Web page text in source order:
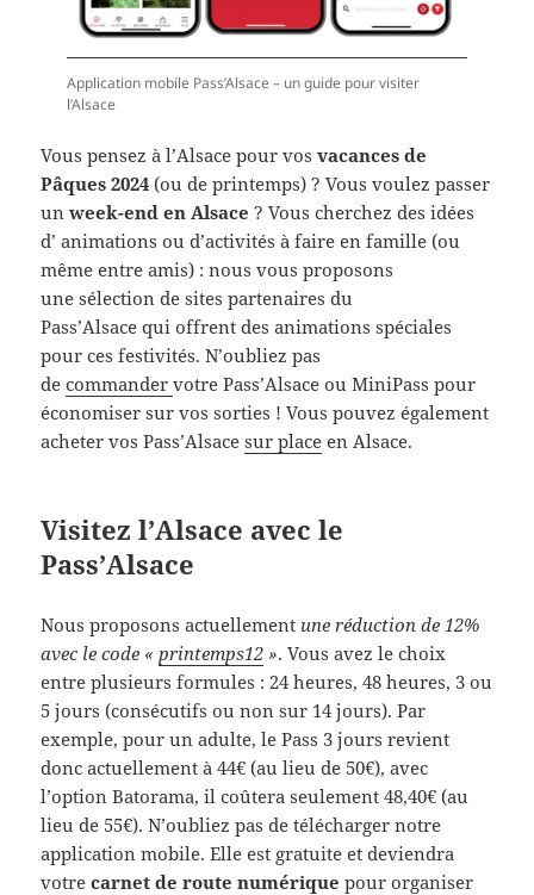
Application mobile Pass’Alsace – un guide pour visiter
l’Alsace
Vous pensez à l’Alsace pour vosvacances de
Pâques 2024 (ou de printemps) ? Vous voulez passer
unweek-end en Alsace ? Vous cherchez des idées
d’ animations ou d’activités à faire en famille (ou
même entre amis) : nous vous proposons
une sélection de sites partenaires du
Pass’Alsace qui offrent des animations spéciales
pour ces festivités. N’oubliez pas
decommandervotre Pass’Alsace ou MiniPass pour
économiser sur vos sorties ! Vous pouvez également
acheter vos Pass’Alsacesur place en Alsace.
Visitez l’Alsace avec le
Pass’Alsace
Nous proposons actuellement une réduction de 12%
avec le code « printemps12 ». Vous avez le choix
entre plusieurs formules : 24 heures, 48 heures, 3 ou
5 jours (consécutifs ou non sur 14 jours). Par
exemple, pour un adulte, le Pass 3 jours revient
donc actuellement à 44€ (au lieu de 50€), avec
l’option Batorama, il coûtera seulement 48,40€ (au
lieu de 55€). N’oubliez pas de télécharger notre
application mobile. Elle est gratuite et deviendra
votrecarnet de route numérique pour organiser